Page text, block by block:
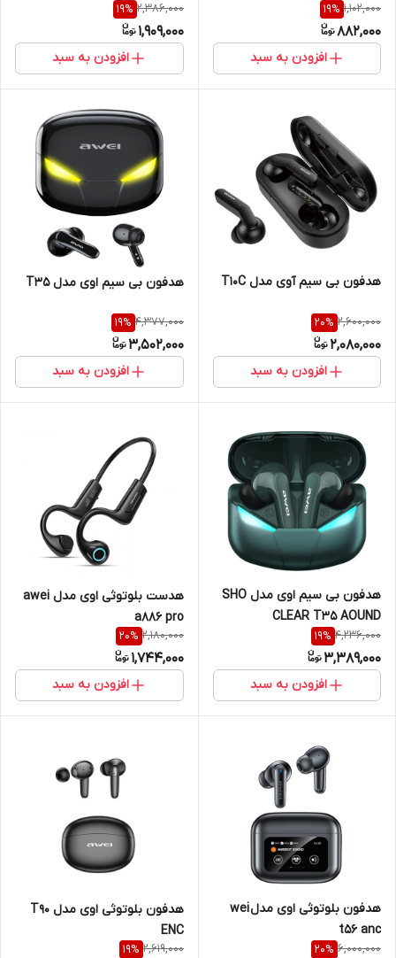
1,102,000
19%
882,000
افزودن به سبد
2,386,000
19%
1,909,000
افزودن به سبد
هدفون بی سیم آوی مدل T10C
2,600,000
20%
2,080,000
افزودن به سبد
هدفون بی سیم اوی مدل T35
4,377,000
19%
3,502,000
افزودن به سبد
هدفون بی سیم اوی مدل SHO
CLEAR T35 AOUND
4,236,000
19%
3,389,000
افزودن به سبد
هدست بلوتوثی اوی مدل awei
a886 pro
2,180,000
20%
1,744,000
افزودن به سبد
هدفون بلوتوثی اوی مدل wei
t56 anc
6,000,000
20%
هدفون بلوتوثی اوی مدل T90
ENC
2,619,000
19%